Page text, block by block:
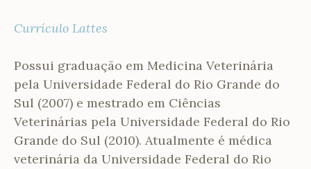
Currículo Lattes
Possui graduação em Medicina Veterinária
pela Universidade Federal do Rio Grande do
Sul (2007) e mestrado em Ciências
Veterinárias pela Universidade Federal do Rio
Grande do Sul (2010). Atualmente é médica
veterinária da Universidade Federal do Rio